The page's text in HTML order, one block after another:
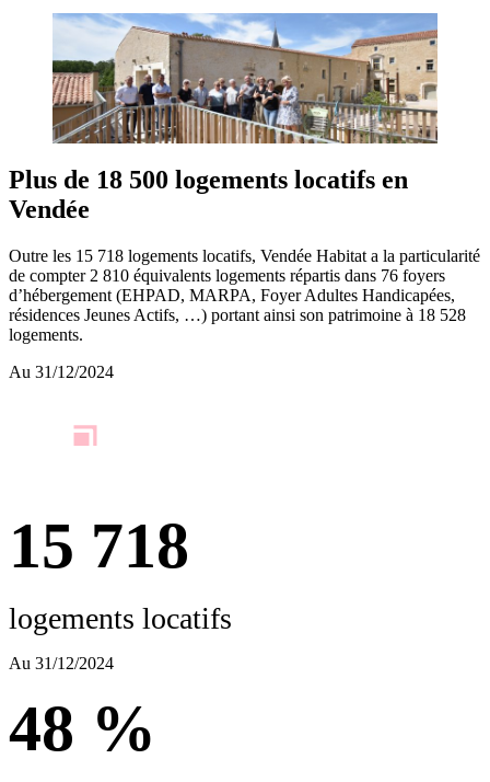
Plus de 18 500 logements locatifs en
Vendée
Outre les 15 718 logements locatifs, Vendée Habitat a la particularité
de compter 2 810 équivalents logements répartis dans 76 foyers
d’hébergement (EHPAD, MARPA, Foyer Adultes Handicapées,
résidences Jeunes Actifs, …) portant ainsi son patrimoine à 18 528
logements.
Au 31/12/2024
15 718
logements locatifs
Au 31/12/2024
48 %